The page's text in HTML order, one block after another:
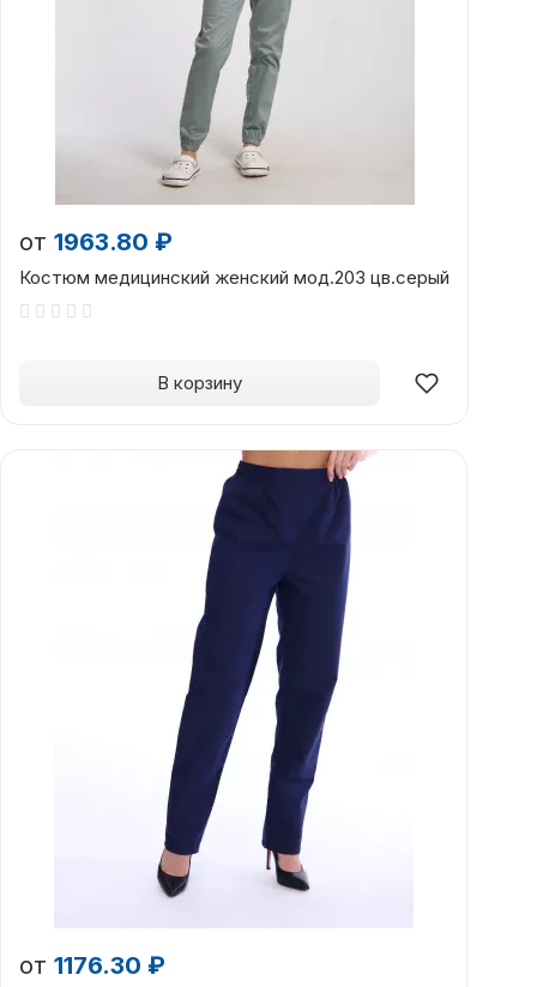
от 1963.80 ₽
Костюм медицинский женский мод.203 цв.серый
В корзину
от 1176.30 ₽